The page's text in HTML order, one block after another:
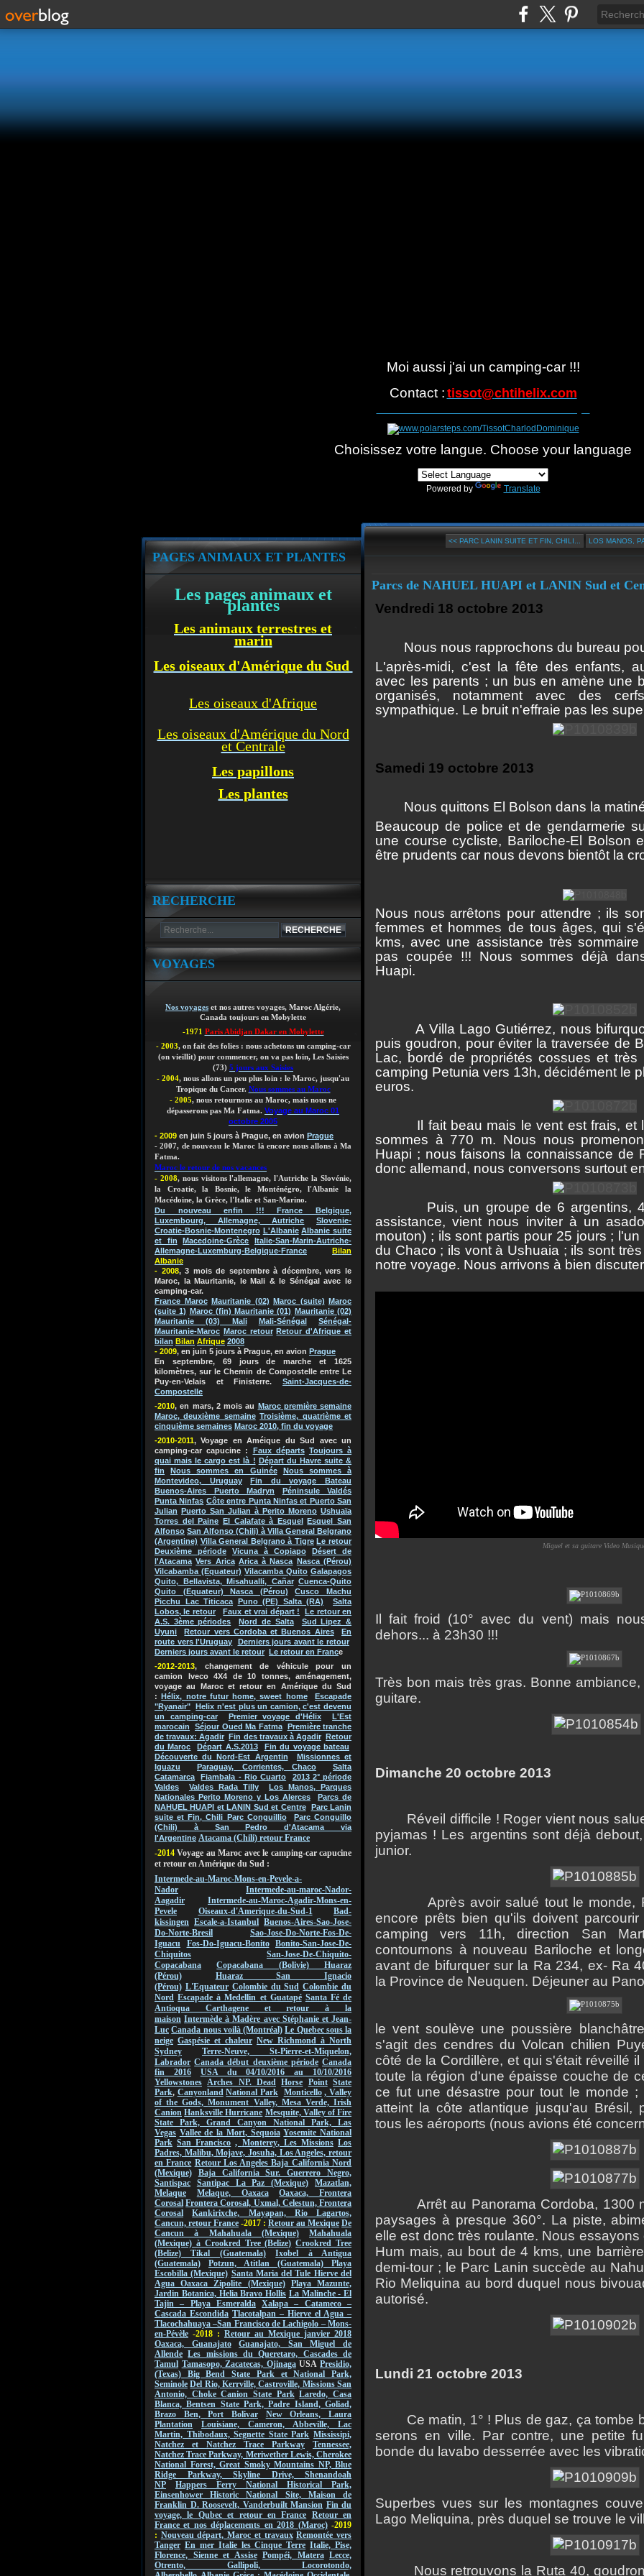
Moi aussi j'ai un camping-car !!!
Contact : tissot@chtihelix.com
Choisissez votre langue. Choose your language
Powered by Translate
PAGES ANIMAUX ET PLANTES
Les pages animaux et
plantes
Les animaux terrestres et
marin
Les oiseaux d'Amérique du Sud
Les oiseaux d'Afrique
Les oiseaux d'Amérique du Nord
et Centrale
Les papillons
Les plantes
RECHERCHE
VOYAGES
Nos voyages et nos autres voyages, Maroc Algérie,
Canada toujours en Mobylette
-1971 Paris Abidjan Dakar en Mobylette
- 2003, on fait des folies : nous achetons un camping-car
(on vieillit) pour commencer, on va pas loin, Les Saisies
(73) 5 jours aux Saisies
- 2004, nous allons un peu plus loin : le Maroc, jusqu'au
Tropique du Cancer. Nous sommes au Maroc
- 2005, nous retournons au Maroc, mais nous ne
dépasserons pas Ma Fatma. Voyage au Maroc 01
octobre 2005
- 2009 en juin 5 jours à Prague, en avion Prague
- 2007, de nouveau le Maroc là encore nous allons à Ma
Fatma.
Maroc le retour de nos vacances
- 2008, nous visitons l'allemagne, l'Autriche la Slovénie,
la Croatie, la Bosnie, le Monténégro, l'Albanie la
Macédoine, la Grèce, l'Italie et San-Marino.
Du nouveau enfin !!! France Belgique,
Luxembourg, Allemagne, Autriche
Slovenie-
Croatie-Bosnie-Montenegro L'Albanie Albanie suite
et fin
Macedoine-Grèce
Italie-San-Marin-Autriche-
Allemagne-Luxemburg-Belgique-France
Bilan
Albanie
- 2008, 3 mois de septembre à décembre, vers le
Maroc, la Mauritanie, le Mali & le Sénégal avec le
camping-car.
France Maroc
Mauritanie (02) Maroc (suite)
Maroc
(suite 1)
Maroc (fin) Mauritanie (01)
Mauritanie (02)
Mauritanie (03) Mali
Mali-Sénégal
Sénégal-
Mauritanie-Maroc Maroc retour Retour d'Afrique et
bilan Bilan Afrique 2008
- 2009, en juin 5 jours à Prague, en avion Prague
En septembre, 69 jours de marche et 1625
kilomètres, sur le Chemin de Compostelle entre Le
Puy-en-Velais et Finisterre. Saint-Jacques-de-
Compostelle
-2010, en mars, 2 mois au Marocpremière semaine
Maroc, deuxième semaine Troisième, quatrième et
cinquième semaines Maroc 2010, fin du voyage
-2010-2011, Voyage en Améique du Sud avec un
camping-car capucine : Faux départs Toujours à
quai mais le cargo est là ! Départ du Havre suite &
fin
Nous sommes en Guinée
Nous sommes à
Montevideo, Uruguay
Fin du voyage Bateau
Buenos-Aires Puerto Madryn
Péninsule Valdés
Punta Ninfas Côte entre Punta Ninfas et Puerto San
Julian
Puerto San Julian à Perito Moreno Ushuaïa
Torres del Paine
El Calafate à Esquel
Esquel San
Alfonso San Alfonso (Chili) à Villa General Belgrano
(Argentine) Villa General Belgrano à Tigre Le retour
Deuxième période
Vicuna à Copiapo
Désert de
l'Atacama Vers Arica Arica à Nasca
Nasca (Pérou)
Vilcabamba (Equateur) Vilacamba Quito Galapagos
Quito, Bellavista, Misahualli, Cañar Cuenca-Quito
Quito (Equateur) Nasca (Pérou)
Cusco Machu
Picchu Lac Titicaca
Puno (PE) Salta (RA)
Salta
Lobos, le retour
Faux et vrai départ !
Le retour en
A.S. 3ème périodes
Nord de Salta
Sud Lipez &
Uyuni
Retour vers Cordoba et Buenos Aires
En
route vers l'Uruguay
Derniers jours avant le retour
Derniers jours avant le retour
Le retour en France
-2012-2013, changement de véhicule pour un
camion Iveco 4X4 de 10 tonnes, aménagement,
voyage au Maroc et retour en Amérique du Sud
:
Hélix, notre futur home, sweet home
Escapade
"Ryanair"
Helix n'est plus un camion, c'est devenu
un camping-car
Premier voyage d'Hélix
L'Est
marocain
Séjour Oued Ma Fatma
Première tranche
de travaux: Agadir
Fin des travaux à Agadir
Retour
du Maroc
Départ A.S.2013
Fin du voyage bateau
Découverte du Nord-Est Argentin
Missionnes et
Iguazu
Paraguay, Corrientes, Chaco
Salta
Catamarca
Fiambala - Rio Cuarto
2013 2° période
Valdes
Valdes Rada Tilly
Los Manos, Parques
Nationales Perito Moreno y Los Alerces
Parcs de
NAHUEL HUAPI et LANIN Sud et Centre
Parc Lanin
suite et Fin, Chili Parc Conguillio
Parc Conguillo
(Chili) à San Pedro d'Atacama via
l'Argentine Atacama (Chili) retour France
-2014 Voyage au Maroc avec le camping-car capucine
et retour en Amérique du Sud :
Intermede-au-Maroc-Mons-en-Pevele-a-
Nador
Intermede-au-maroc-Nador-
Aagadir
Intermede-au-Maroc-Agadir-Mons-en-
Pevele
Oiseaux-d'Amerique-du-Sud-1
Bad-
kissingen Escale-a-Istanbul Buenos-Aires-Sao-Jose-
Do-Norte-Bresil
Sao-Jose-Do-Norte-Fos-De-
Iguacu
Fos-Do-Iguacu-Bonito
Bonito-San-Jose-De-
Chiquitos
San-Jose-De-Chiquito-
Copacabana
Copacabana (Bolivie) Huaraz
(Pérou)
Huaraz San Ignacio
(Pérou) L'Equateur Colombie du Sud Colombie du
Nord Escapade à Medellin et Guatapé Santa Fé de
Antioqua Carthagene et retour à la
maison Intermède à Madère avec Stéphanie et Jean-
Luc Canada nous voilà (Montréal) Le Quebec sous la
neige Gaspésie et chaleur New Richmond à North
Sydney
Terre-Neuve, St-Pierre-et-Miquelon,
Labrador Canada début deuxième période Canada
fin 2016
USA du 04/10/2016 au 10/10/2016
Yellowstones Arches NP.Dead Horse Point State
Park, Canyonland National Park Monticello , Valley
of the Gods,Monument Valley,Mesa Verde, Irish
Canion Hanksville Hurricane Mesquite, Valley of Fire
State Park, Grand Canyon National Park, Las
Vegas Vallee dela Mort,Sequoia Yosemite National
Park San Francisco , Monterey, Les Missions Los
Padres, Malibu, Mojave, Josuha, Los Angeles, retour
en France Retour Los Angeles Baja California Nord
(Mexique)
Baja California Sur. Guerrero Negro,
Santispac
Santipac La Paz (Mexique)
Mazatlan,
Melaque
Melaque, Oaxaca
Oaxaca, Frontera
Corosal Frontera Corosal, Uxmal, Celestun, Frontera
Corosal
Kankirixche, Mayapan, Rio Lagartos,
Cancun, retour France -2017 : Retour au Mexique De
Cancun à Mahahuala (Mexique)
Mahahuala
(Mexique) à Crookred Tree (Belize) Crookred Tree
(Belize) Tikal (Guatemala)
Ixobel à Antigua
(Guatemala)
Potzun, Atitlan (Guatemala) Playa
Escobilla (Mexique) Santa Maria del Tule Hierve del
Agua Oaxaca Zipolite (Mexique) Playa Mazunte,
Jardin Botanica, Helia Bravo Hollis La Malinche - El
Tajin – Playa Esmeralda Xalapa – Catameco –
Cascada Escondida Tlacotalpan – Hierve el Agua –
Tlacochahuaya –San Francisco de Lachigolo – Mons-
en-Pévèle -2018 : Retour au Mexique janvier 2018
Oaxaca, Guanajato
Guanajato, San Miguel de
Allende Les missions du Queretaro, Cascades de
Tamul Tamasopo, Zacatecas, OjinagaUSAPresidio,
(Texas) Big Bend State Park et National Park,
Seminole Del Rio, Kerrville, Castroville, Missions San
Antonio, Choke Canion State Park Laredo, Casa
Blanca, Bentsen State Park, Padre Island, Goliad,
Brazo Ben, Port Bolivar
New Orleans, Laura
Plantation
Louisiane, Cameron, Abbeville, Lac
Martin, Thibodaux, Segnette State Park Mississipi,
Natchez et Natchez Trace Parkway
Tennessee,
Natchez Trace Parkway, Meriwether Lewis, Cherokee
National Forest, Great Smoky Mountains NP, Blue
Ridge Parkway, Skyline Drive, Shenandoah
NP
Happers Ferry National Historical Park,
Einsenhower Historic National Site, Maison de
Franklin D. Roosevelt, Vanderbuilt Mansion Fin du
voyage, le Qubec et retour en France Retour en
France et nos déplacements en 2018 (Maroc) -2019
: Nouveau départ, Maroc et travaux Remontée vers
Tanger En mer Italie les Cinque Terre Italie, Pise,
Florence, Sienne et Assise Pompéi, Matera Lecce,
Otrento, Gallipoli, Locorotondo,
<< PARC LANIN SUITE ET FIN, CHILI... LOS MANOS,
Parcs de NAHUEL HUAPI et LANIN Sud et
Vendredi 18 octobre 2013
Nous nous rapprochons du bureau
L'après-midi, c'est la fête des enfants,
avec les parents ; un bus en amène une
organisés, notamment avec des
sympathique. Le bruit n'effraie pas les
Samedi 19 octobre 2013
Nous quittons El Bolson dans la
Beaucoup de police et de gendarmerie
une course cycliste, Bariloche-El Bolson
être prudents car nous devons bientôt la
Nous nous arrêtons pour attendre ; ils
femmes et hommes de tous âges, qui
kms, avec une assistance très
pas coupée !!! Nous sommes déjà
Huapi.
A Villa Lago Gutiérrez, nous
puis goudron, pour éviter la traversée de
Lac, bordé de propriétés cossues et
camping Petunia vers 13h, décidément le
euros.
Il fait beau mais le vent est frais, et
sommes à 770 m. Nous nous
Huapi ; nous faisons la connaissance de
donc allemand, nous conversons surtout
Puis, un groupe de 6 argentins, 4
assistance, vient nous inviter à un
mouton) ; ils sont partis pour 25 jours ;
du Chaco ; ils vont à Ushuaia ; ils sont
notre voyage. Nous arrivons à bien
Miguel et sa guitare Video
Il fait froid (10° avec du vent) mais
dehors... à 23h30 !!!
Très bon mais très gras. Bonne
guitare.
Dimanche 20 octobre 2013
Réveil difficile ! Roger vient nous
pyjamas ! Les argentins sont déjà
junior.
Après avoir salué tout le monde,
encore prêts bien qu'ils doivent
camping vers 11h, direction San
contournons à nouveau Bariloche et
avant de bifurquer sur la Ra 234, ex- Ra
la Province de Neuquen. Déjeuner au
le vent soulève une poussière
s'agit des cendres du Volcan chilien
côté de la Cordillère, et qui s'était réveillé
toute la région d'une épaisse couche de
ce fut une désastre pour tout le monde ;
atteint la côte atlantique jusqu'au Brésil,
tous les aéroports (nous avions été
Arrêt au Panorama Cordoba, 1300
paysages à presque 360°. La piste,
elle est donc très roulante. Nous
Hum mais, au bout de 4 kms, une
demi-tour ; le Parc Lanin succède au
Rio Meliquina au bord duquel nous
autorisé.
Lundi 21 octobre 2013
Ce matin, 1° ! Plus de gaz, ça tombe
serons en ville. Par contre, une petite
bonde du lavabo desserrée avec les
Superbes vues sur les montagnes
Lago Meliquina, près duquel se trouve le
Nous retrouvons la Ruta 40,